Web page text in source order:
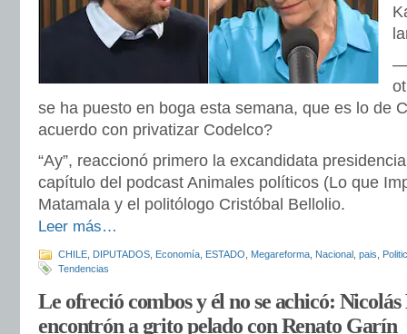
se ha puesto en boga esta semana, que es lo de
acuerdo con privatizar Codelco?
“Ay”, reaccionó primero la excandidata
capítulo del podcast Animales políticos (Lo que
Matamala y el politólogo Cristóbal Bellolio.
Leer más…
CHILE DIPUTADOS Economía ESTADO Megareforma Nacional pais
Tendencias
Le ofreció combos y él no se achicó:
encontrón a grito pelado con Renato Garín